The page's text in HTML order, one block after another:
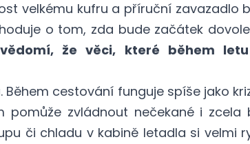
velkému kufru a příruční zavazadlo
o tom, zda bude začátek
že věci, které během
cestování funguje spíše jako
zvládnout nečekané i zcela
či chladu v kabině letadla si velmi